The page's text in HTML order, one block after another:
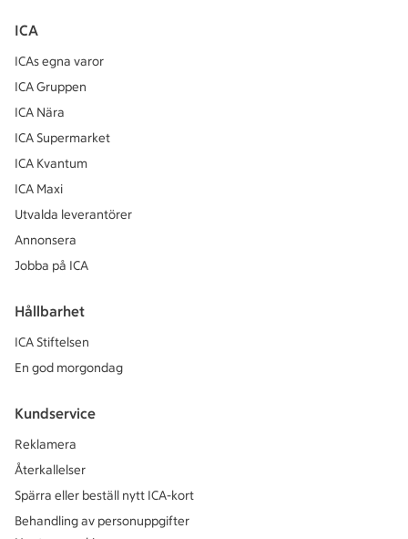
ICA
ICAs egna varor
ICA Gruppen
ICA Nära
ICA Supermarket
ICA Kvantum
ICA Maxi
Utvalda leverantörer
Annonsera
Jobba på ICA
Hållbarhet
ICA Stiftelsen
En god morgondag
Kundservice
Reklamera
Återkallelser
Spärra eller beställ nytt ICA-kort
Behandling av personuppgifter